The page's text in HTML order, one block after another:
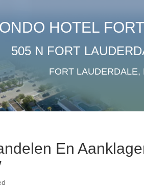
HOTEL
505 N FORT
FORT LAUDERDALE,
En